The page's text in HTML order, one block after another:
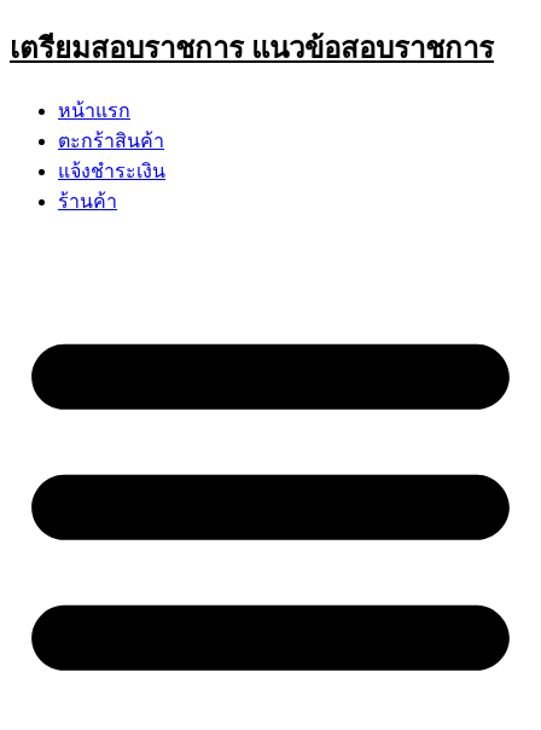
Skip
to
เตรียมสอบราชการ แนวข้อสอบราชการ
หน้าแรก
ตะกร้าสินค้า
แจ้งชำระเงิน
ร้านค้า